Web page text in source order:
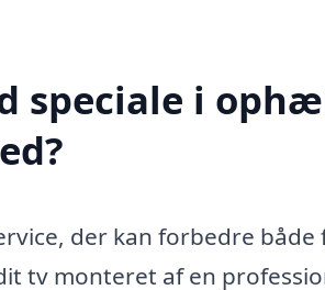
speciale i
der kan forbedre
tv monteret af en